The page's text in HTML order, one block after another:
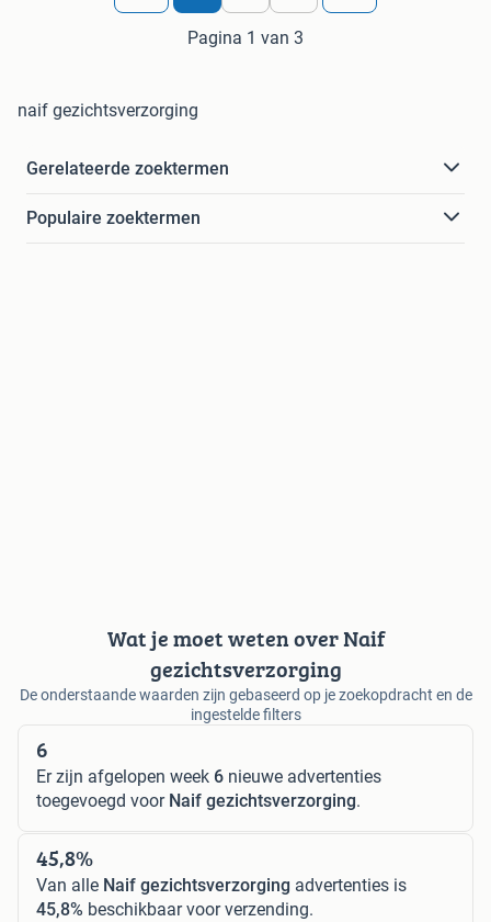
Pagina 1 van 3
naif gezichtsverzorging
Gerelateerde zoektermen
Populaire zoektermen
Wat je moet weten over Naif
gezichtsverzorging
De onderstaande waarden zijn gebaseerd op je zoekopdracht en de
ingestelde filters
6
Er zijn afgelopen week 6 nieuwe advertenties
toegevoegd voor Naif gezichtsverzorging.
45,8%
Van alle Naif gezichtsverzorging advertenties is
45,8% beschikbaar voor verzending.